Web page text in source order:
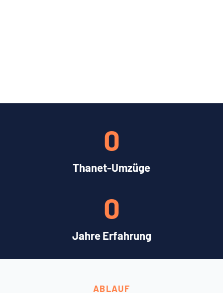
Thanet-Umzüge
0
Jahre Erfahrung
0
ABLAUF